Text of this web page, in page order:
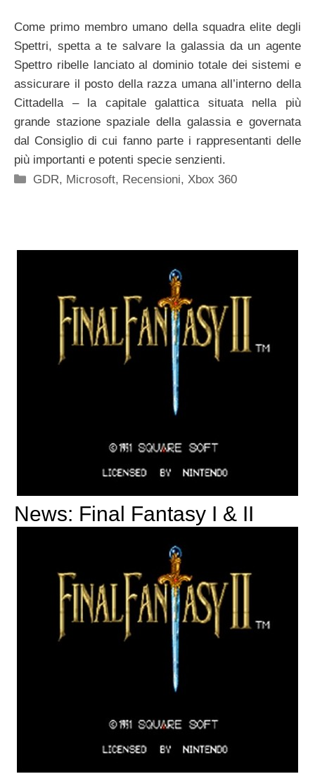
Come primo membro umano della squadra elite degli
Spettri, spetta a te salvare la galassia da un agente
Spettro ribelle lanciato al dominio totale dei sistemi e
assicurare il posto della razza umana all’interno della
Cittadella – la capitale galattica situata nella più
grande stazione spaziale della galassia e governata
dal Consiglio di cui fanno parte i rappresentanti delle
più importanti e potenti specie senzienti.
Categorie
GDR, Microsoft, Recensioni,Xbox 360
News: Final Fantasy I & II